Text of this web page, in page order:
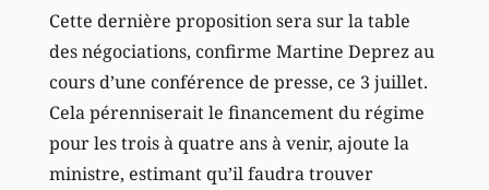
Cette dernière proposition sera sur la table
des négociations, confirme Martine Deprez au
cours d’une conférence de presse, ce 3 juillet.
Cela pérenniserait le financement du régime
pour les trois à quatre ans à venir, ajoute la
ministre, estimant qu’il faudra trouver